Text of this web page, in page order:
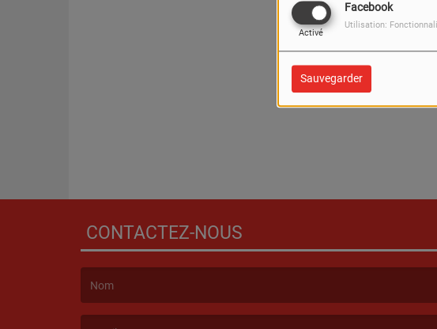
Facebook
Activé
Utilisation:
Sauvegarder
CONTACTEZ-NOUS